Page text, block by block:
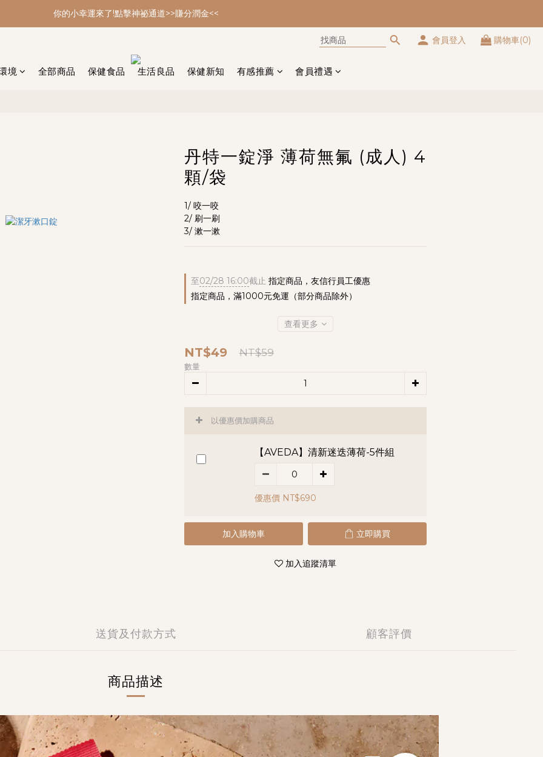
你的小幸運來了!點擊神祕通道>>賺分潤金<<
你的小幸運來了!點擊神祕通道>>賺分潤金<<
你的小幸運來了!點擊神祕通道>>賺分潤金<<
會員登入 購物車(0)
境 全部商品 保健食品 生活良品 保健新知 有感推薦 會員禮遇
丹特一錠淨 薄荷無氟 (成人) 4
顆/袋
1/ 咬一咬
2/ 刷一刷
3/ 漱一漱
至02/28 16:00截止 指定商品，友信行員工優惠
指定商品，滿1000元免運（部分商品除外）
查看更多
NT$49 NT$59
數量
以優惠價加購商品
【AVEDA】清新迷迭薄荷-5件組
優惠價 NT$690
加入購物車 立即購買
加入追蹤清單
送貨及付款方式 顧客評價
商品描述
立即購買